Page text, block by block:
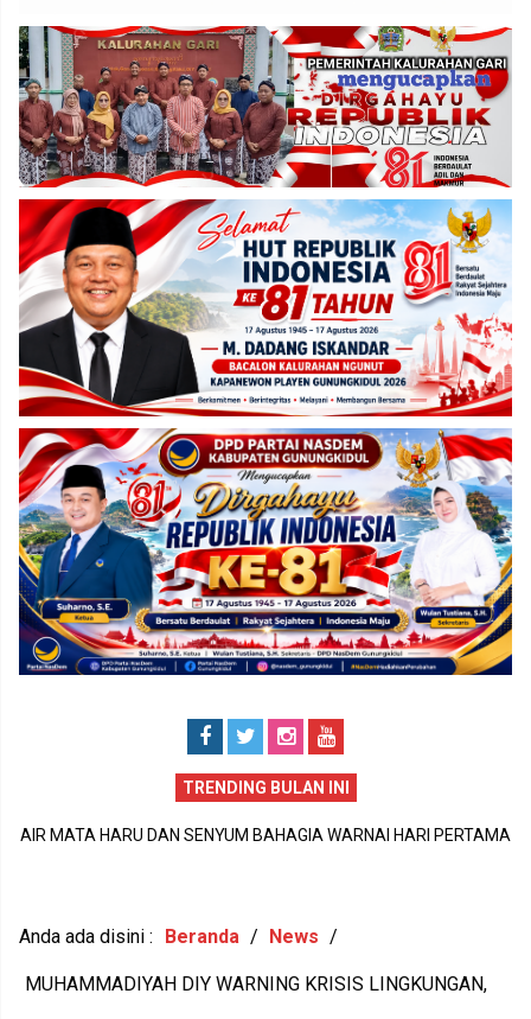
TRENDING BULAN INI
PERISTIWA DUKA DI SIDOHARJO TEPUS GUNUNGKIDUL MENJADI
Anda ada disini : Beranda / News /
MUHAMMADIYAH DIY WARNING KRISIS LINGKUNGAN,